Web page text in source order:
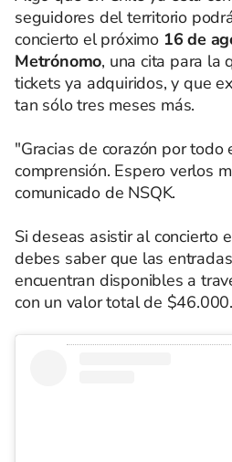
seguidores del territorio
concierto el próximo 16 de
Metrónomo, una cita para la
tickets ya adquiridos, y que
tan sólo tres meses más.
"Gracias de corazón por todo
comprensión. Espero verlos
comunicado de NSQK.
Si deseas asistir al concierto
debes saber que las
encuentran disponibles a
con un valor total de $46.000.